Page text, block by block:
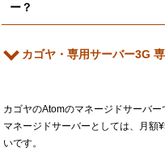
ー？
カゴヤ・専用サーバー3G
カゴヤのAtomのマネージドサーバー
マネージドサーバーとしては、月額
いです。